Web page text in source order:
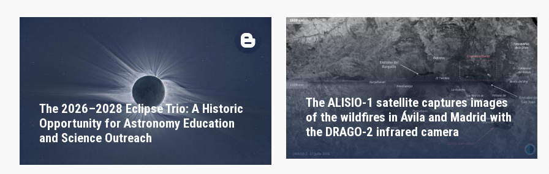
The 2026–2028 Eclipse Trio: A Historic
Opportunity for Astronomy Education
and Science Outreach
The ALISIO-1 satellite captures images
of the wildfires in Ávila and Madrid with
the DRAGO-2 infrared camera